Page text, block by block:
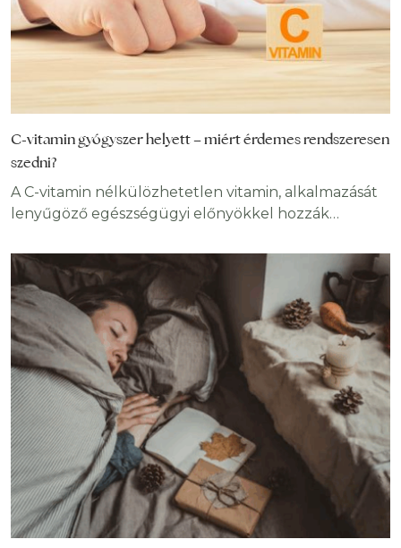
C-vitamin gyógyszer helyett – miért érdemes rendszeresen
szedni?
A C-vitamin nélkülözhetetlen vitamin, alkalmazását
lenyűgöző egészségügyi előnyökkel hozzák
előállítani, sok élettani folyamatban tölt be fontos
szerepet. Erős antioxidánsként megvédi a sejteket a
túltermelődő szabad gyököknek nevezett káros
molekuláktól, ezen keresztül pedig számos
betegségtől. A C-vitamin, más néven aszkorbinsav
szükséges a szervezet minden szövetének
növekedéséhez, fejlődéséhez és helyreállításához.
Számos